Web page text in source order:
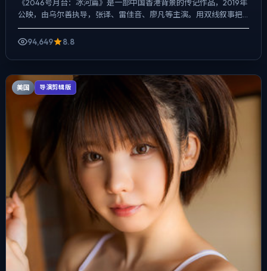
《2046号月台：冰河篇》是一部中国香港背景的传记作品，2019年
公映，由乌尔善执导，张译、雷佳音、廖凡等主演。用双线叙事把
过去与现在拧成一股绳，喜剧桥段服务于人物性格，笑点背...
94,649
8.8
美国 导演剪辑版